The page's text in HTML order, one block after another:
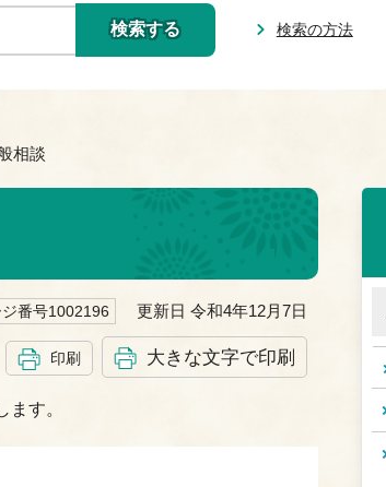
検索の方法
相談
番号1002196 更新日 令和4年12月7日
印刷 大きな文字で印刷
す。